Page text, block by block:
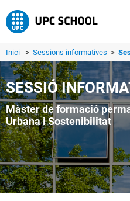
Inici > Sessions informatives >
SESSIÓ
Màster de formació
Urbana i Sostenibilitat